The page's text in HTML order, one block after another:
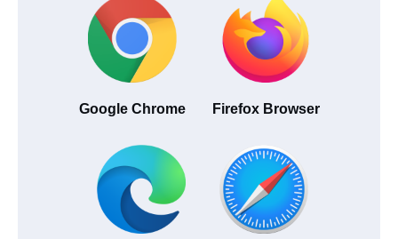
Google Chrome Firefox Browser